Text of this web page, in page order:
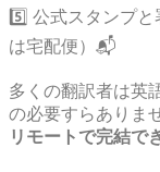
5️⃣ 公式スタンプ
は宅配便）📬
多くの翻訳者は英
の必要すらありま
リモートで完結で